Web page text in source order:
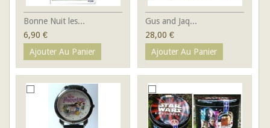
Bonne Nuit les...
6,90 €
Ajouter Au Panier
Gus and Jaq...
28,00 €
Ajouter Au Panier